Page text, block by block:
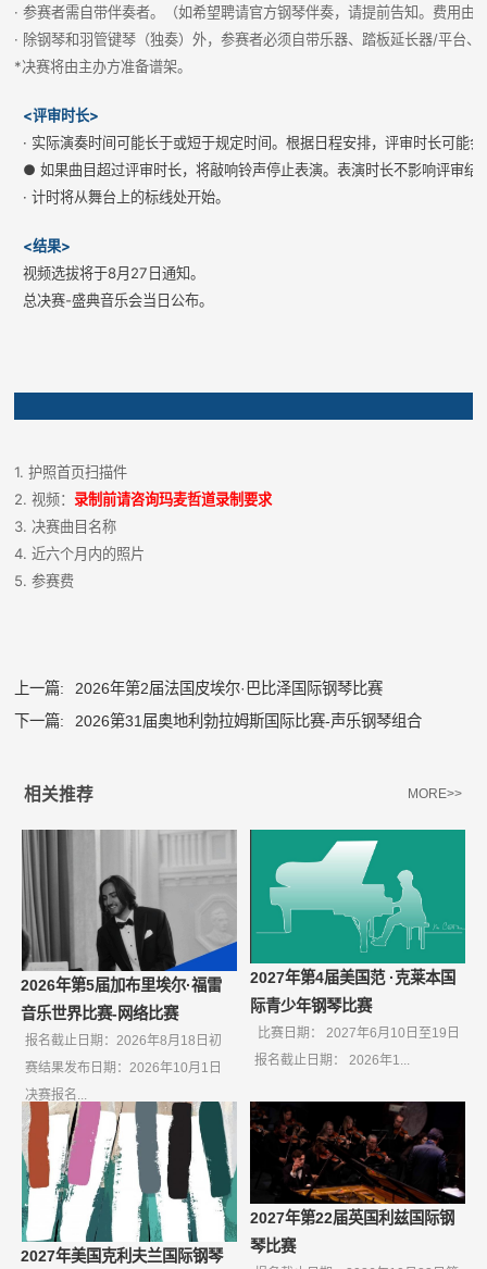
· 参赛者需自带伴奏者。（如希望聘请官方钢琴伴奏，请提前告知。费用由
· 除钢琴和羽管键琴（独奏）外，参赛者必须自带乐器、踏板延长器/平台、
*决赛将由主办方准备谱架。
<评审时长>
· 实际演奏时间可能长于或短于规定时间。根据日程安排，评审时长可能
● 如果曲目超过评审时长，将敲响铃声停止表演。表演时长不影响评审结
· 计时将从舞台上的标线处开始。
<结果>
视频选拔将于8月27日通知。
总决赛-盛典音乐会当日公布。
1. 护照首页扫描件
2. 视频：录制前请咨询玛麦哲道录制要求
3. 决赛曲目名称
4. 近六个月内的照片
5. 参赛费
上一篇:
2026年第2届法国皮埃尔·巴比泽国际钢琴比赛
下一篇:
2026第31届奥地利勃拉姆斯国际比赛-声乐钢琴组合
相关推荐 MORE>>
2026年第5届加布里埃尔·福雷
音乐世界比赛-网络比赛
报名截止日期：2026年8月18日初
赛结果发布日期：2026年10月1日
决赛报名...
2027年第4届美国范 ·克莱本国
际青少年钢琴比赛
比赛日期： 2027年6月10日至19日
报名截止日期： 2026年1...
2027年美国克利夫兰国际钢琴
2027年第22届英国利兹国际钢
琴比赛